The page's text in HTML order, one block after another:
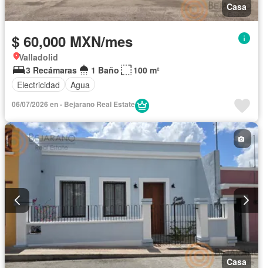
Casa
$ 60,000 MXN/mes
Valladolid
3 Recámaras
1 Baño
100 m²
Electricidad
Agua
06/07/2026 en - Bejarano Real Estate
Casa